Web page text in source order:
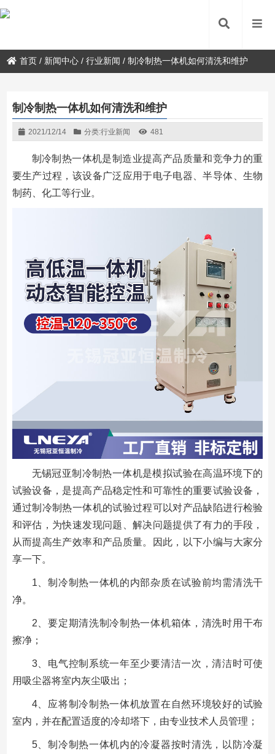
首页 / 新闻中心 /行业新闻 /制冷制热一体机如何清洗和维护
制冷制热一体机如何清洗和维护
2021/12/14 分类:行业新闻 481
制冷制热一体机是制造业提高产品质量和竞争力的重
要生产过程，该设备广泛应用于电子电器、半导体、生物
制药、化工等行业。
无锡冠亚制冷制热一体机是模拟试验在高温环境下的
试验设备，是提高产品稳定性和可靠性的重要试验设备，
通过制冷制热一体机的试验过程可以对产品缺陷进行检验
和评估，为快速发现问题、解决问题提供了有力的手段，
从而提高生产效率和产品质量。因此，以下小编与大家分
享一下。
1、制冷制热一体机的内部杂质在试验前均需清洗干
净。
2、要定期清洗制冷制热一体机箱体，清洗时用干布
擦净；
3、电气控制系统一年至少要清洁一次，清洁时可使
用吸尘器将室内灰尘吸出；
4、应将制冷制热一体机放置在自然环境较好的试验
室内，并在配置适度的冷却塔下，由专业技术人员管理；
5、制冷制热一体机内的冷凝器按时清洗，以防冷凝